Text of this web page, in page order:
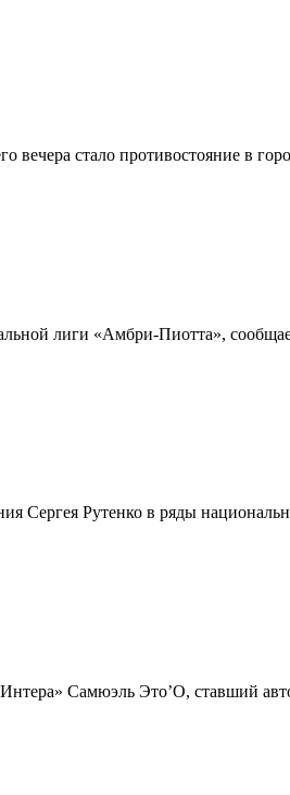
стало противостояние в
лиги «Амбри-Пиотта»,
Сергея Рутенко в ряды
Самюэль Это’О, ставший